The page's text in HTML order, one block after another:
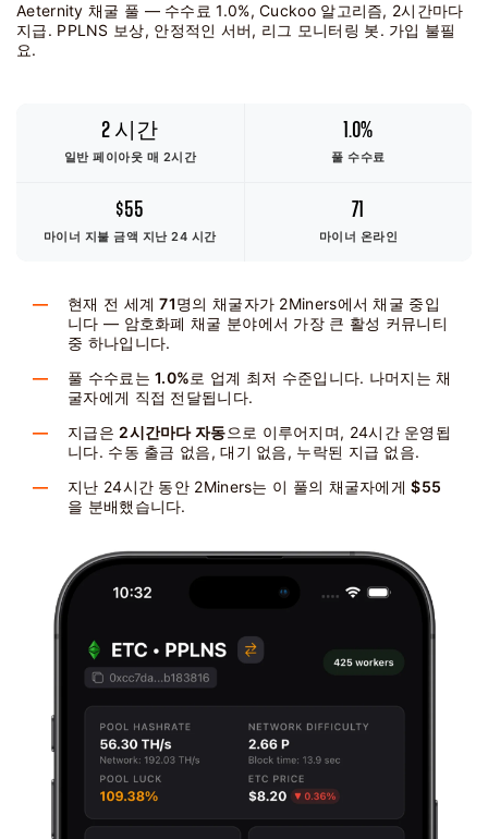
Aeternity 채굴 풀 — 수수료 1.0%, Cuckoo 알고리즘, 2시간마다
지급. PPLNS 보상, 안정적인 서버, 리그 모니터링 봇. 가입 불필
요.
2 시간
일반 페이아웃 매 2시간
1.0%
풀 수수료
$55
마이너 지불 금액 지난 24 시간
71
마이너 온라인
현재 전 세계71명의 채굴자가 2Miners에서 채굴 중입
니다 — 암호화폐 채굴 분야에서 가장 큰 활성 커뮤니티
중 하나입니다.
풀 수수료는1.0%로 업계 최저 수준입니다. 나머지는 채
굴자에게 직접 전달됩니다.
지급은 2시간마다 자동으로 이루어지며, 24시간 운영됩
니다. 수동 출금 없음, 대기 없음, 누락된 지급 없음.
지난 24시간 동안 2Miners는 이 풀의 채굴자에게$55
을 분배했습니다.